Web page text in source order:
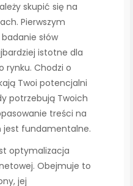
skupić się na
Pierwszym
słów
istotne dla
rynku. Chodzi o
Twoi potencjalni
potrzebują Twoich
treści na
fundamentalne.
optymalizacja
Obejmuje to
jej